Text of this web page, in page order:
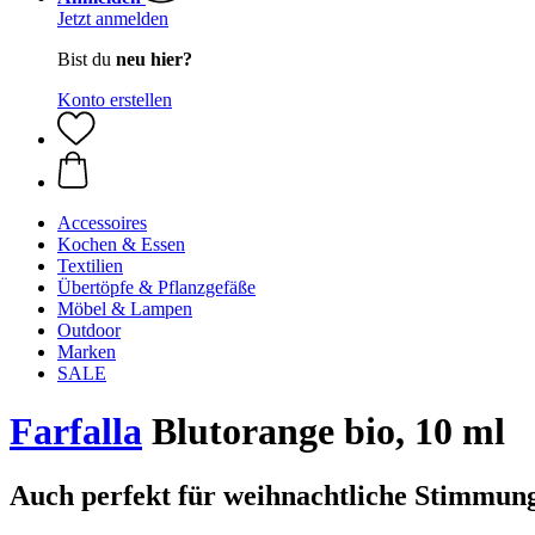
Jetzt anmelden
Bist du neu hier?
Konto erstellen
Accessoires
Kochen & Essen
Textilien
Übertöpfe & Pflanzgefäße
Möbel & Lampen
Outdoor
Marken
SALE
Farfalla Blutorange bio, 10 ml
Auch perfekt für weihnachtliche